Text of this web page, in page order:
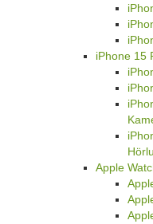
iPhone 15
Apple